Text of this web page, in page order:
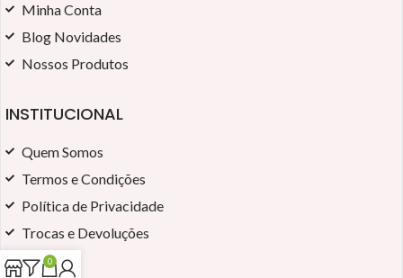
Minha Conta
Blog Novidades
Nossos Produtos
INSTITUCIONAL
Quem Somos
Termos e Condições
Política de Privacidade
Trocas e Devoluções
0